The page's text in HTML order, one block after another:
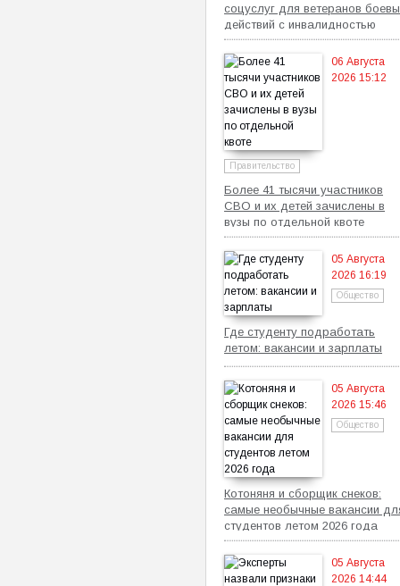
соцуслуг для ветеранов
действий с инвалидностью
06 Августа
2026 15:12
Правительство
Более 41 тысячи участников
СВО и их детей зачислены в
вузы по отдельной квоте
05 Августа
2026 16:19
Общество
Где студенту подработать
летом: вакансии и зарплаты
05 Августа
2026 15:46
Общество
Котоняня и сборщик снеков:
самые необычные вакансии
студентов летом 2026 года
05 Августа
2026 14:44